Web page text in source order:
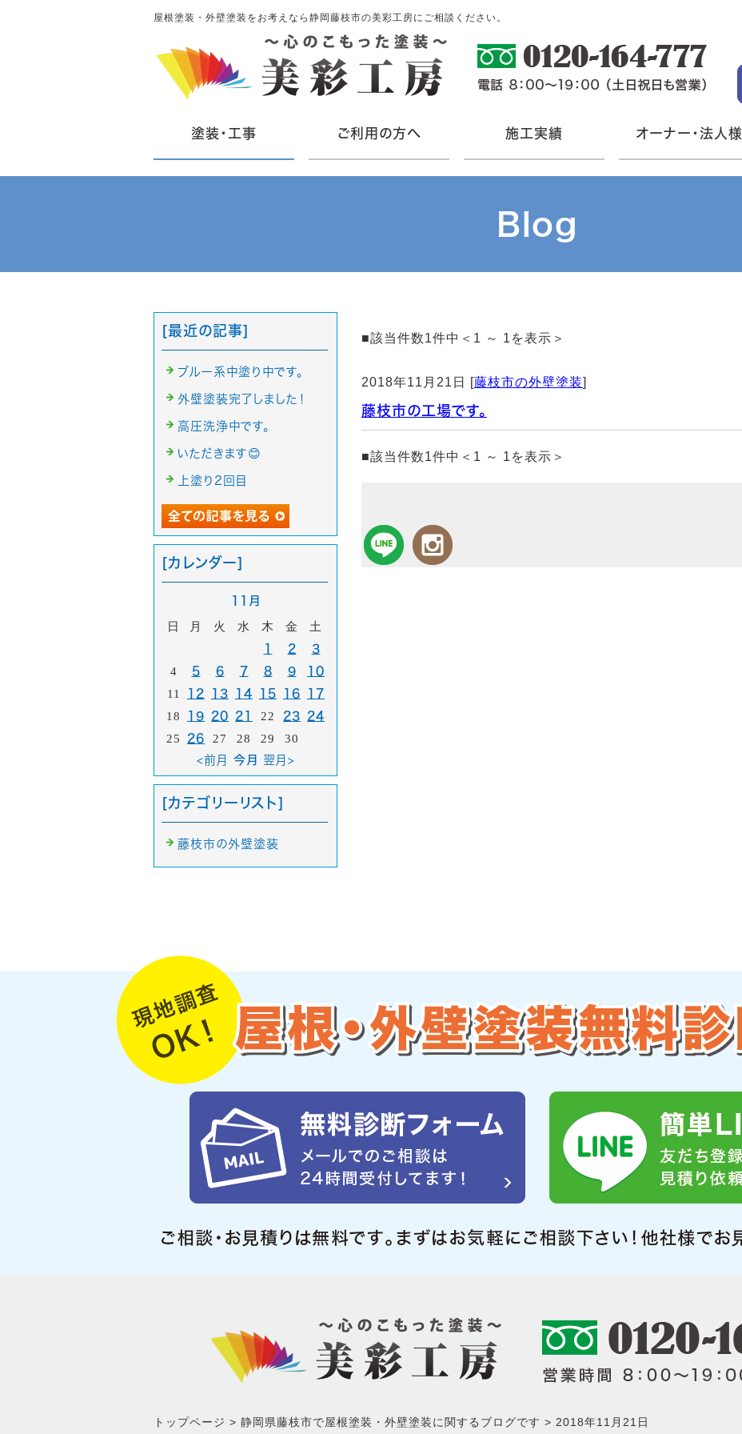
屋根塗装・外壁塗装をお考えなら静岡藤枝市の美彩工房にご相談ください。
塗装・工事 ご利用の方へ 施工実績 オーナー・法人様
Blog
■該当件数1件中＜1 ～ 1を表示＞
2018年11月21日 [藤枝市の外壁塗装]
藤枝市の工場です。
■該当件数1件中＜1 ～ 1を表示＞
[最近の記事]
ブルー系中塗り中です。
外壁塗装完了しました！
高圧洗浄中です。
いただきます😊
上塗り2回目
[カレンダー]
11月
日 月 火 水 木 金 土
1 2 3
4 5 6 7 8 9 10
11 12 13 14 15 16 17
18 19 20 21 22 23 24
25 26 27 28 29 30
<前月 今月 翌月>
[カテゴリーリスト]
藤枝市の外壁塗装
トップページ 静岡県藤枝市で屋根塗装・外壁塗装に関するブログです 2018年11月21日